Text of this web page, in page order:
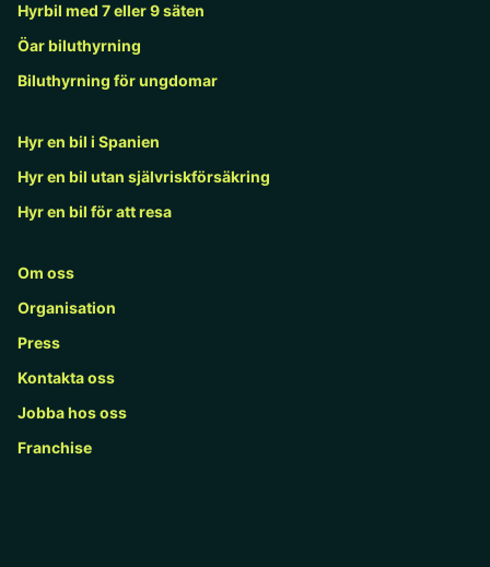
Hyrbil med 7 eller 9 säten
Öar biluthyrning
Biluthyrning för ungdomar
Hyr en bil i Spanien
Hyr en bil utan självriskförsäkring
Hyr en bil för att resa
Om oss
Organisation
Press
Kontakta oss
Jobba hos oss
Franchise